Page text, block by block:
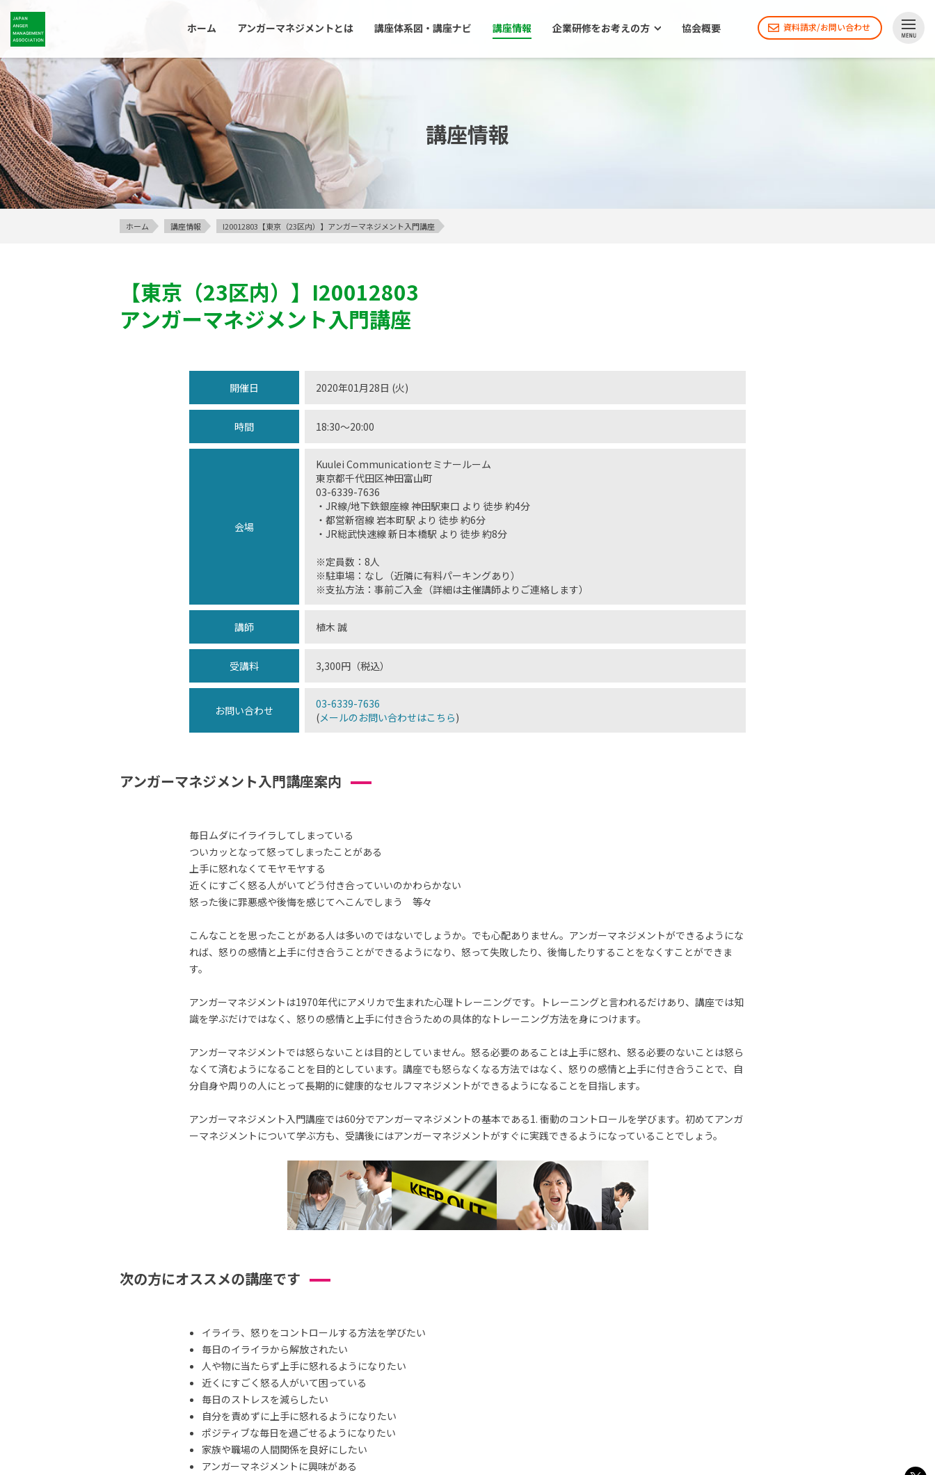
ホーム アンガーマネジメントとは 講座体系図・講座ナビ 講座情報 企業研修をお考えの方 協会概要 資料請求/お問い合わせ
講座情報
ホーム 講座情報 I20012803【東京（23区内）】アンガーマネジメント入門講座
【東京（23区内）】 I20012803
アンガーマネジメント入門講座
開催日 2020年01月28日 (火)
時間 18:30〜20:00
会場
Kuulei Communicationセミナールーム
東京都千代田区神田富山町
03-6339-7636
・JR線/地下鉄銀座線 神田駅東口 より 徒歩 約4分
・都営新宿線 岩本町駅 より 徒歩 約6分
・JR総武快速線 新日本橋駅 より 徒歩 約8分
※定員数：8人
※駐車場：なし（近隣に有料パーキングあり）
※支払方法：事前ご入金（詳細は主催講師よりご連絡します）
講師 植木 誠
受講料 3,300円（税込）
お問い合わせ
03-6339-7636
(メールのお問い合わせはこちら)
アンガーマネジメント入門講座案内
毎日ムダにイライラしてしまっている
ついカッとなって怒ってしまったことがある
上手に怒れなくてモヤモヤする
近くにすごく怒る人がいてどう付き合っていいのかわらかない
怒った後に罪悪感や後悔を感じてへこんでしまう 等々
こんなことを思ったことがある人は多いのではないでしょうか。でも心配ありません。アンガーマネジメントができるようにな
れば、怒りの感情と上手に付き合うことができるようになり、怒って失敗したり、後悔したりすることをなくすことができま
す。
アンガーマネジメントは1970年代にアメリカで生まれた心理トレーニングです。トレーニングと言われるだけあり、講座では知
識を学ぶだけではなく、怒りの感情と上手に付き合うための具体的なトレーニング方法を身につけます。
アンガーマネジメントでは怒らないことは目的としていません。怒る必要のあることは上手に怒れ、怒る必要のないことは怒ら
なくて済むようになることを目的としています。講座でも怒らなくなる方法ではなく、怒りの感情と上手に付き合うことで、自
分自身や周りの人にとって長期的に健康的なセルフマネジメントができるようになることを目指します。
アンガーマネジメント入門講座では60分でアンガーマネジメントの基本である1. 衝動のコントロールを学びます。初めてアンガ
ーマネジメントについて学ぶ方も、受講後にはアンガーマネジメントがすぐに実践できるようになっていることでしょう。
次の方にオススメの講座です
イライラ、怒りをコントロールする方法を学びたい
毎日のイライラから解放されたい
人や物に当たらず上手に怒れるようになりたい
近くにすごく怒る人がいて困っている
毎日のストレスを減らしたい
自分を責めずに上手に怒れるようになりたい
ポジティブな毎日を過ごせるようになりたい
家族や職場の人間関係を良好にしたい
アンガーマネジメントに興味がある